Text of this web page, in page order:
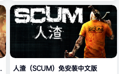
Dark Ages）免安装中文版
人渣（SCUM）免安装中文版